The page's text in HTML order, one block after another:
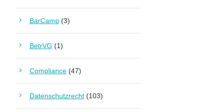
BarCamp(3)
BetrVG (1)
Compliance(47)
Datenschutzrecht(103)